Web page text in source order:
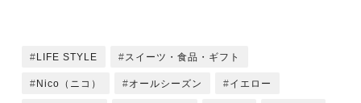
LIFE STYLE スイーツ・食品・ギフト
Nico（ニコ） オールシーズン イエロー